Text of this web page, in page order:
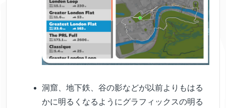
洞窟、地下鉄、谷の影などが以前よりもはる
かに明るくなるようにグラフィックスの明る